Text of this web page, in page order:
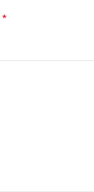
*